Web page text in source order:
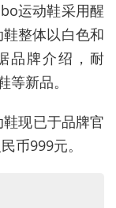
运动鞋采用醒
鞋整体以白色和
品牌介绍， 耐
等新品。
现已于品牌官
币999元。